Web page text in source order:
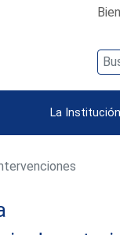
La Institución